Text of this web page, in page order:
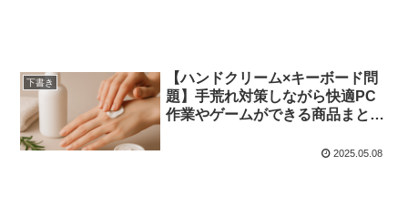
下書き
【ハンドクリーム×キーボード問
題】手荒れ対策しながら快適PC
作業やゲームができる商品まと
2025.05.08